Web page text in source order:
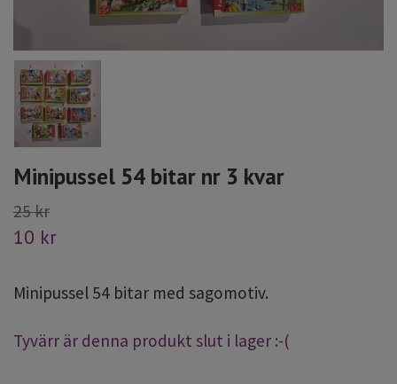
Minipussel 54 bitar nr 3 kvar
25 kr
10 kr
Minipussel 54 bitar med sagomotiv.
Tyvärr är denna produkt slut i lager :-(